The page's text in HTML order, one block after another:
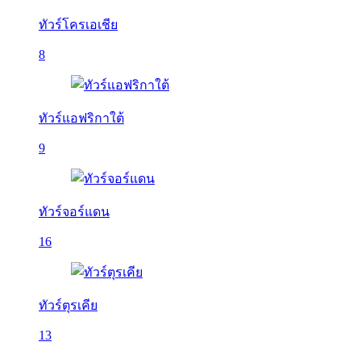
ทัวร์โครเอเชีย
8
ทัวร์แอฟริกาใต้
9
ทัวร์จอร์แดน
16
ทัวร์ตุรเคีย
13